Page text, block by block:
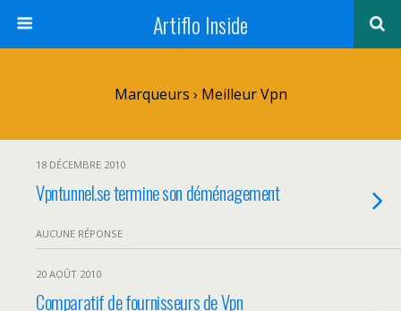
Artiflo Inside
Marqueurs › Meilleur Vpn
18 DÉCEMBRE 2010
Vpntunnel.se termine son déménagement
AUCUNE RÉPONSE
20 AOÛT 2010
Comparatif de fournisseurs de Vpn